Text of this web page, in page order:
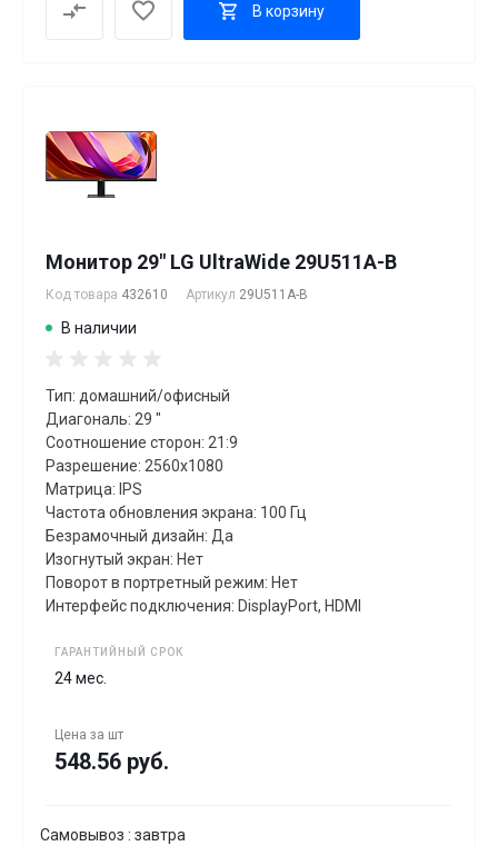
В корзину
Монитор 29" LG UltraWide 29U511A-B
Код товара 432610 Артикул 29U511A-B
В наличии
Тип: домашний/офисный
Диагональ: 29 "
Соотношение сторон: 21:9
Разрешение: 2560x1080
Матрица: IPS
Частота обновления экрана: 100 Гц
Безрамочный дизайн: Да
Изогнутый экран: Нет
Поворот в портретный режим: Нет
Интерфейс подключения: DisplayPort, HDMI
ГАРАНТИЙНЫЙ СРОК
24 мес.
Цена за шт
548.56 руб.
Самовывоз : завтра